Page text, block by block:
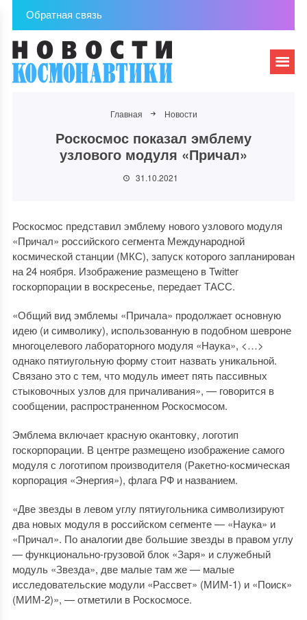
Обратная связь
Главная Новости
Роскосмос показал эмблему
узлового модуля «Причал»
31.10.2021
Роскосмос представил эмблему нового узлового модуля
«Причал» российского сегмента Международной
космической станции (МКС), запуск которого запланирован
на 24 ноября. Изображение размещено в Twitter
госкорпорации в воскресенье, передает ТАСС.
«Общий вид эмблемы «Причала» продолжает основную
идею (и символику), использованную в подобном шевроне
многоцелевого лабораторного модуля «Наука», <…>
однако пятиугольную форму стоит назвать уникальной.
Связано это с тем, что модуль имеет пять пассивных
стыковочных узлов для причаливания», — говорится в
сообщении, распространенном Роскосмосом.
Эмблема включает красную окантовку, логотип
госкорпорации. В центре размещено изображение самого
модуля с логотипом производителя (Ракетно-космическая
корпорация «Энергия»), флага РФ и названием.
«Две звезды в левом углу пятиугольника символизируют
два новых модуля в российском сегменте — «Наука» и
«Причал». По аналогии две большие звезды в правом углу
— функционально-грузовой блок «Заря» и служебный
модуль «Звезда», две малые там же — малые
исследовательские модули «Рассвет» (МИМ-1) и «Поиск»
(МИМ-2)», — отметили в Роскосмосе.